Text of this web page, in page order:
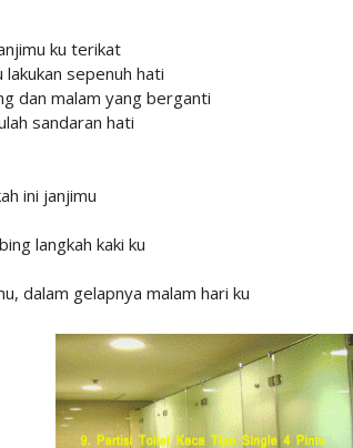
ku terikat
sepenuh hati
dan malam yang berganti
sandaran hati
ini janjimu
langkah kaki ku
dalam gelapnya malam hari ku